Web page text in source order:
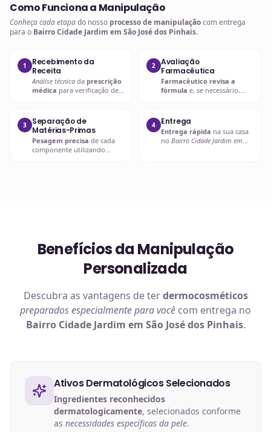
Como Funciona a Manipulação
Conheça cada etapado nosso processo de manipulaçãocom entrega
para o Bairro Cidade Jardim em São José dos Pinhais.
1
Recebimento da
Receita
Análise técnica da prescrição
médica para verificação de
2
Avaliação
Farmacêutica
Farmacêutico revisa a
fórmula e, se necessário,
esclarecimentos.
3
Separação de
Matérias-Primas
Pesagem precisa de cada
componente utilizando
4 Entrega
Entrega rápida na sua casa
no Bairro Cidade Jardim em
Benefícios da Manipulação
Personalizada
Descubra as vantagens de terdermocosméticos
preparados especialmente para você com entrega no
Bairro Cidade Jardim em São José dos Pinhais.
Ativos Dermatológicos Selecionados
Ingredientes reconhecidos
dermatologicamente, selecionados conforme
as necessidades específicas da pele.